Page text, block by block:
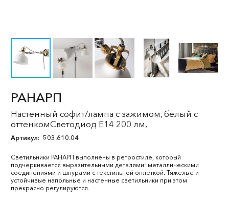
РАНАРП
Настенный софит/лампа с зажимом, белый с
оттенкомСветодиод E14 200 лм,
Артикул: 503.610.04
Светильники РАНАРП выполнены в ретростиле, который
подчеркивается выразительными деталями: металлическими
соединениями и шнурами с текстильной оплеткой. Тяжелые и
устойчивые напольные и настенные светильники при этом
прекрасно регулируются.